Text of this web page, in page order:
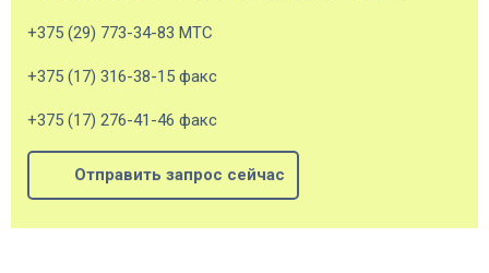
+375 (29) 773-34-83 МТС
+375 (17) 316-38-15 факс
+375 (17) 276-41-46 факс
Отправить запрос сейчас